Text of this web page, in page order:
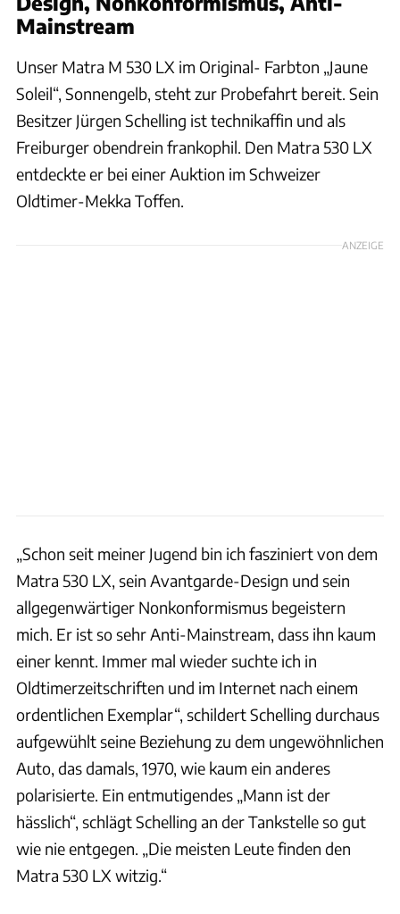
Mainstream
Unser Matra M 530 LX im Original- Farbton „Jaune
Soleil“, Sonnengelb, steht zur Probefahrt bereit. Sein
Besitzer Jürgen Schelling ist technikaffin und als
Freiburger obendrein frankophil. Den Matra 530 LX
entdeckte er bei einer Auktion im Schweizer
Oldtimer-Mekka Toffen.
ANZEIGE
„Schon seit meiner Jugend bin ich fasziniert von dem
Matra 530 LX, sein Avantgarde-Design und sein
allgegenwärtiger Nonkonformismus begeistern
mich. Er ist so sehr Anti-Mainstream, dass ihn kaum
einer kennt. Immer mal wieder suchte ich in
Oldtimerzeitschriften und im Internet nach einem
ordentlichen Exemplar“, schildert Schelling durchaus
aufgewühlt seine Beziehung zu dem ungewöhnlichen
Auto, das damals, 1970, wie kaum ein anderes
polarisierte. Ein entmutigendes „Mann ist der
hässlich“, schlägt Schelling an der Tankstelle so gut
wie nie entgegen. „Die meisten Leute finden den
Matra 530 LX witzig.“